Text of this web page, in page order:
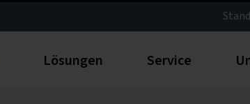
Lösungen Service